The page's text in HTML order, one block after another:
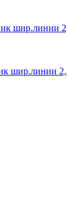
шир.линии
шир.линии